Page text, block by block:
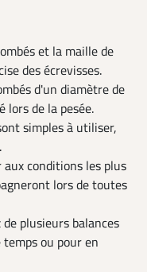
et la maille de
des écrevisses.
d'un diamètre de
lors de la pesée.
simples à utiliser,
conditions les plus
lors de toutes
plusieurs balances
ou pour en